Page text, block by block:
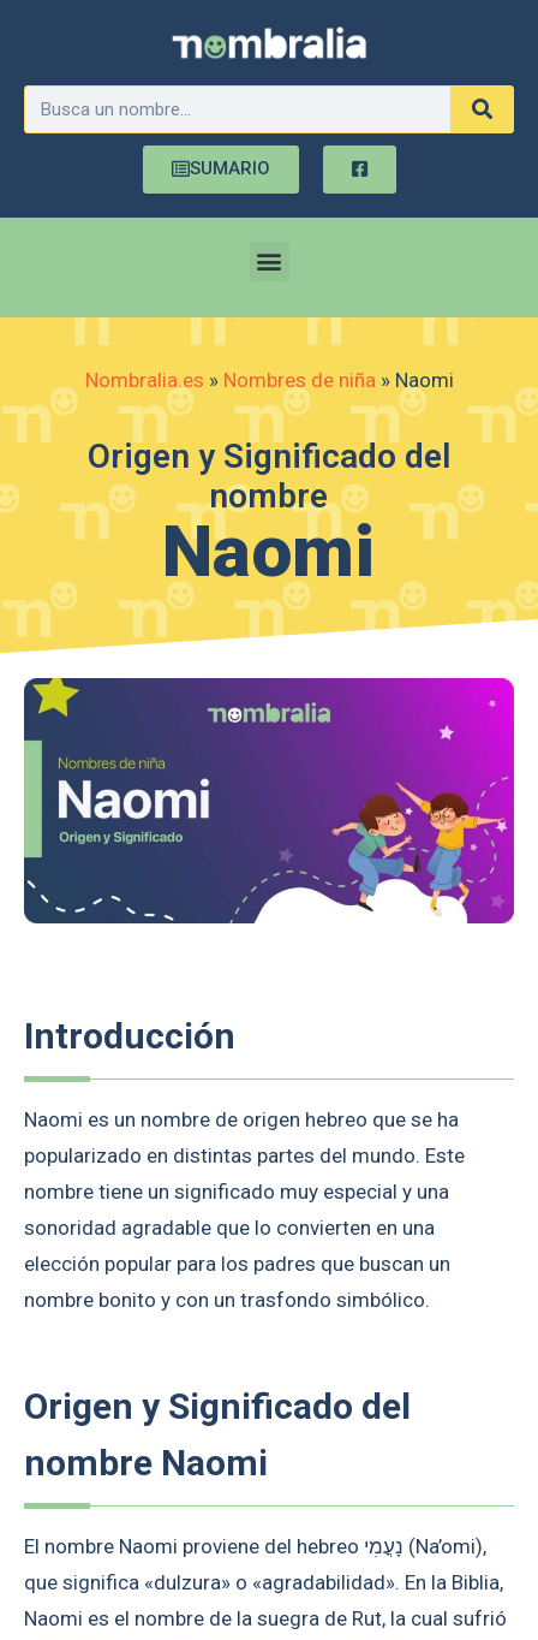
SUMARIO
Nombralia.es » Nombres de niña » Naomi
Origen y Significado del
nombre
Naomi
Introducción
Naomi es un nombre de origen hebreo que se ha
popularizado en distintas partes del mundo. Este
nombre tiene un significado muy especial y una
sonoridad agradable que lo convierten en una
elección popular para los padres que buscan un
nombre bonito y con un trasfondo simbólico.
Origen y Significado del
nombre Naomi
El nombre Naomi proviene del hebreo נָעֳמִי (Na’omi),
que significa «dulzura» o «agradabilidad». En la Biblia,
Naomi es el nombre de la suegra de Rut, la cual sufrió